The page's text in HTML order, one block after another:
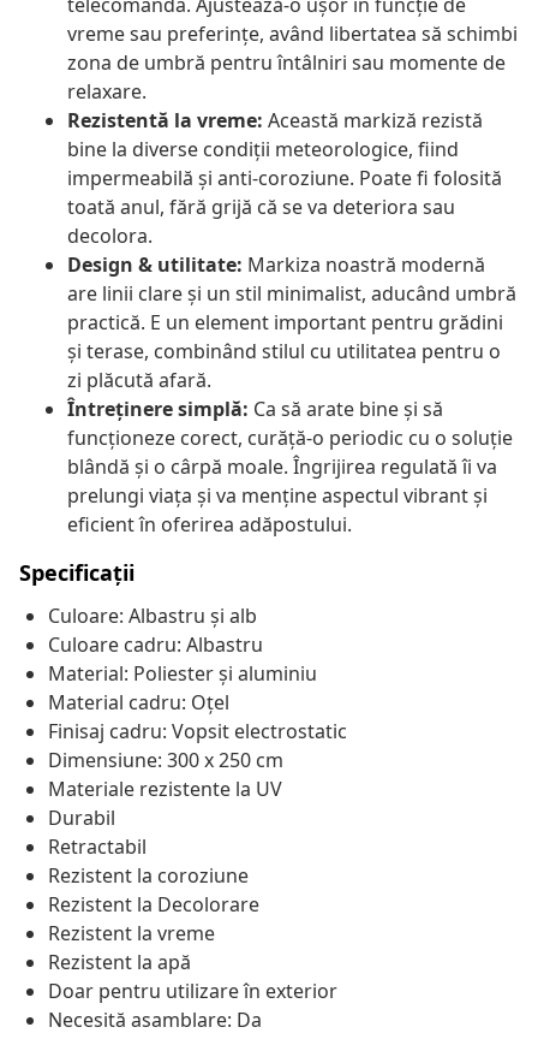
vreme sau preferințe, având libertatea să schimbi
zona de umbră pentru întâlniri sau momente de
relaxare.
Rezistentă la vreme: Această markiză rezistă
bine la diverse condiții meteorologice, fiind
impermeabilă și anti-coroziune. Poate fi folosită
toată anul, fără grijă că se va deteriora sau
decolora.
Design & utilitate: Markiza noastră modernă
are linii clare și un stil minimalist, aducând umbră
practică. E un element important pentru grădini
și terase, combinând stilul cu utilitatea pentru o
zi plăcută afară.
Întreținere simplă: Ca să arate bine și să
funcționeze corect, curăță-o periodic cu o soluție
blândă și o cârpă moale. Îngrijirea regulată îi va
prelungi viața și va menține aspectul vibrant și
eficient în oferirea adăpostului.
Specificații
Culoare: Albastru și alb
Culoare cadru: Albastru
Material: Poliester și aluminiu
Material cadru: Oțel
Finisaj cadru: Vopsit electrostatic
Dimensiune: 300 x 250 cm
Materiale rezistente la UV
Durabil
Retractabil
Rezistent la coroziune
Rezistent la Decolorare
Rezistent la vreme
Rezistent la apă
Doar pentru utilizare în exterior
Necesită asamblare: Da